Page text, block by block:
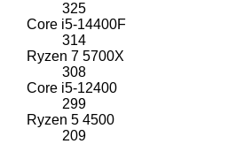
325
Core i5-14400F
314
Ryzen 7 5700X
308
Core i5-12400
299
Ryzen 5 4500
209